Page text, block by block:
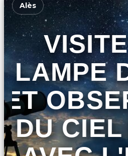
Alès
LAMPE
ET
DU